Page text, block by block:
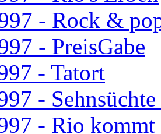
- Rock &
- PreisGabe
- Tatort
-
- Rio kommt